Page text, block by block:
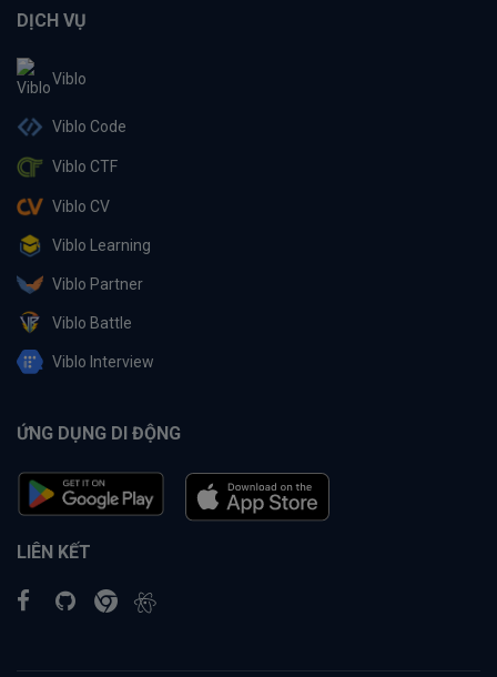
DỊCH VỤ
Viblo
Viblo Code
Viblo CTF
Viblo CV
Viblo Learning
Viblo Partner
Viblo Battle
Viblo Interview
ỨNG DỤNG DI ĐỘNG
LIÊN KẾT